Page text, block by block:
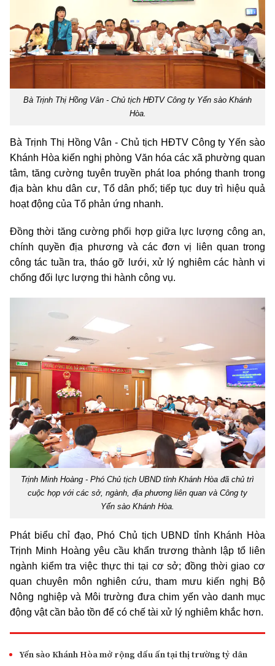
Bà Trịnh Thị Hồng Vân - Chủ tịch HĐTV Công ty Yến sào Khánh
Hòa.
Bà Trịnh Thị Hồng Vân- Chủ tịch HĐTV Công ty Yến sào
Khánh Hòa kiến nghị phòng Văn hóa các xã phường quan
tâm, tăng cường tuyên truyền phát loa phóng thanh trong
địa bàn khu dân cư, Tổ dân phố; tiếp tục duy trì hiệu quả
hoạt động của Tổ phản ứng nhanh.
Đồng thời tăng cường phối hợp giữa lực lượng công an,
chính quyền địa phương và các đơn vị liên quan trong
công tác tuần tra, tháo gỡ lưới, xử lý nghiêm các hành vi
chống đối lực lượng thi hành công vụ.
Trịnh Minh Hoàng - Phó Chủ tịch UBND tỉnh Khánh Hòa đã chủ trì
cuộc họp với các sở, ngành, địa phương liên quan và Công ty
Yến sào Khánh Hòa.
Phát biểu chỉ đạo, Phó Chủ tịch UBND tỉnh Khánh Hòa
Trịnh Minh Hoàng yêu cầu khẩn trương thành lập tổ liên
ngành kiểm tra việc thực thi tại cơ sở; đồng thời giao cơ
quan chuyên môn nghiên cứu, tham mưu kiến nghị Bộ
Nông nghiệp và Môi trường đưa chim yến vào danh mục
động vật cần bảo tồn để có chế tài xử lý nghiêm khắc hơn.
Yến sào Khánh Hòa mở rộng dấu ấn tại thị trường tỷ dân